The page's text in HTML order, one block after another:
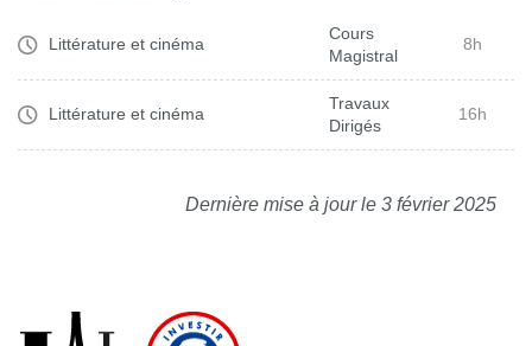
Littérature et cinéma
Cours
Magistral
8h
Littérature et cinéma
Travaux
Dirigés
16h
Dernière mise à jour le 3 février 2025